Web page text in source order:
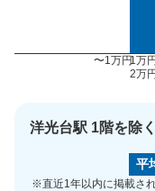
〜1万円1万
2万円
洋光台駅 1階を除く
平
※直近1年以内に掲載さ